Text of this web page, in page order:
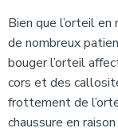
Bien que l’orteil
de nombreux
bouger l’orteil
cors et des
frottement de
chaussure en